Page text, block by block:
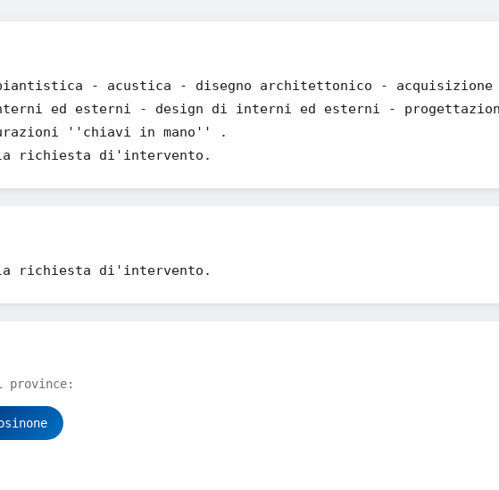
- acustica - disegno architettonico - acquisizione
ed esterni - design di interni ed esterni -
''chiavi in mano'' .
richiesta di'intervento.
richiesta di'intervento.
province: